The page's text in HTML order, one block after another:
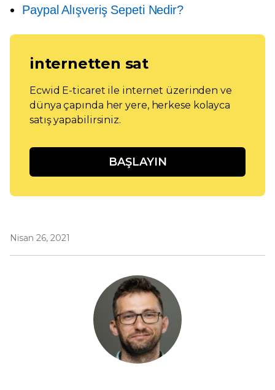
Paypal Alışveriş Sepeti Nedir?
internetten sat
Ecwid E-ticaret ile internet üzerinden ve
dünya çapında her yere, herkese kolayca
satış yapabilirsiniz.
BAŞLAYIN
Nisan 26, 2021